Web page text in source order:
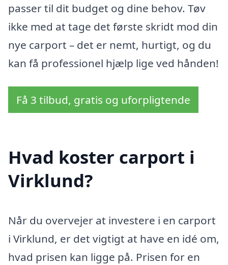
passer til dit budget og dine behov. Tøv
ikke med at tage det første skridt mod din
nye carport – det er nemt, hurtigt, og du
kan få professionel hjælp lige ved hånden!
Få 3 tilbud, gratis og uforpligtende
Hvad koster carport i
Virklund?
Når du overvejer at investere i en carport
i Virklund, er det vigtigt at have en idé om,
hvad prisen kan ligge på. Prisen for en